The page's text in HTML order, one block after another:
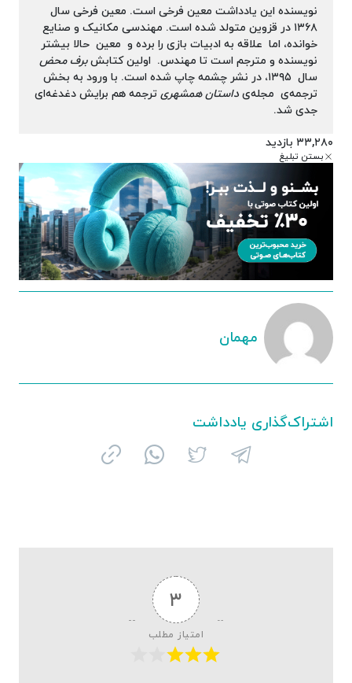
نویسنده این یادداشت معین فرخی است. معین فرخی سال
۱۳۶۸ در قزوین متولد شده است. مهندسی مکانیک و صنایع
خوانده، اما علاقه به ادبیات بازی را برده و معین حالا بیشتر
نویسنده و مترجم است تا مهندس. اولین کتابشبرف محض
سال ۱۳۹۵، در نشر چشمه چاپ شده است. با ورود به بخش
ترجمه‌ی مجله‌یداستان همشهریترجمه هم برایش دغدغه‌ای
جدی شد.
۳۳,۲۸۰ بازدید
بستن تبلیغ
مهمان
اشتراک‌گذاری یادداشت
۳
امتیاز مطلب